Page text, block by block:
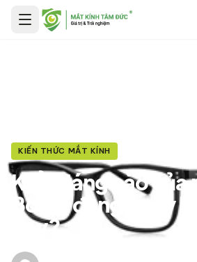
Chuyển đến nội dung chính
KIẾN THỨC MẮT KÍNH
Kiểu dáng nào của
Bolon đang “gây
nay?